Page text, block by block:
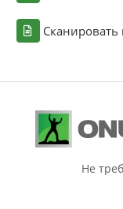
Сканировать
Не